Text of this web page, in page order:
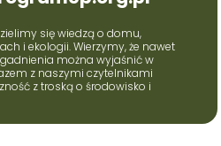
się wiedzą o domu,
i ekologii. Wierzymy, że nawet
można wyjaśnić w
z naszymi czytelnikami
z troską o środowisko i